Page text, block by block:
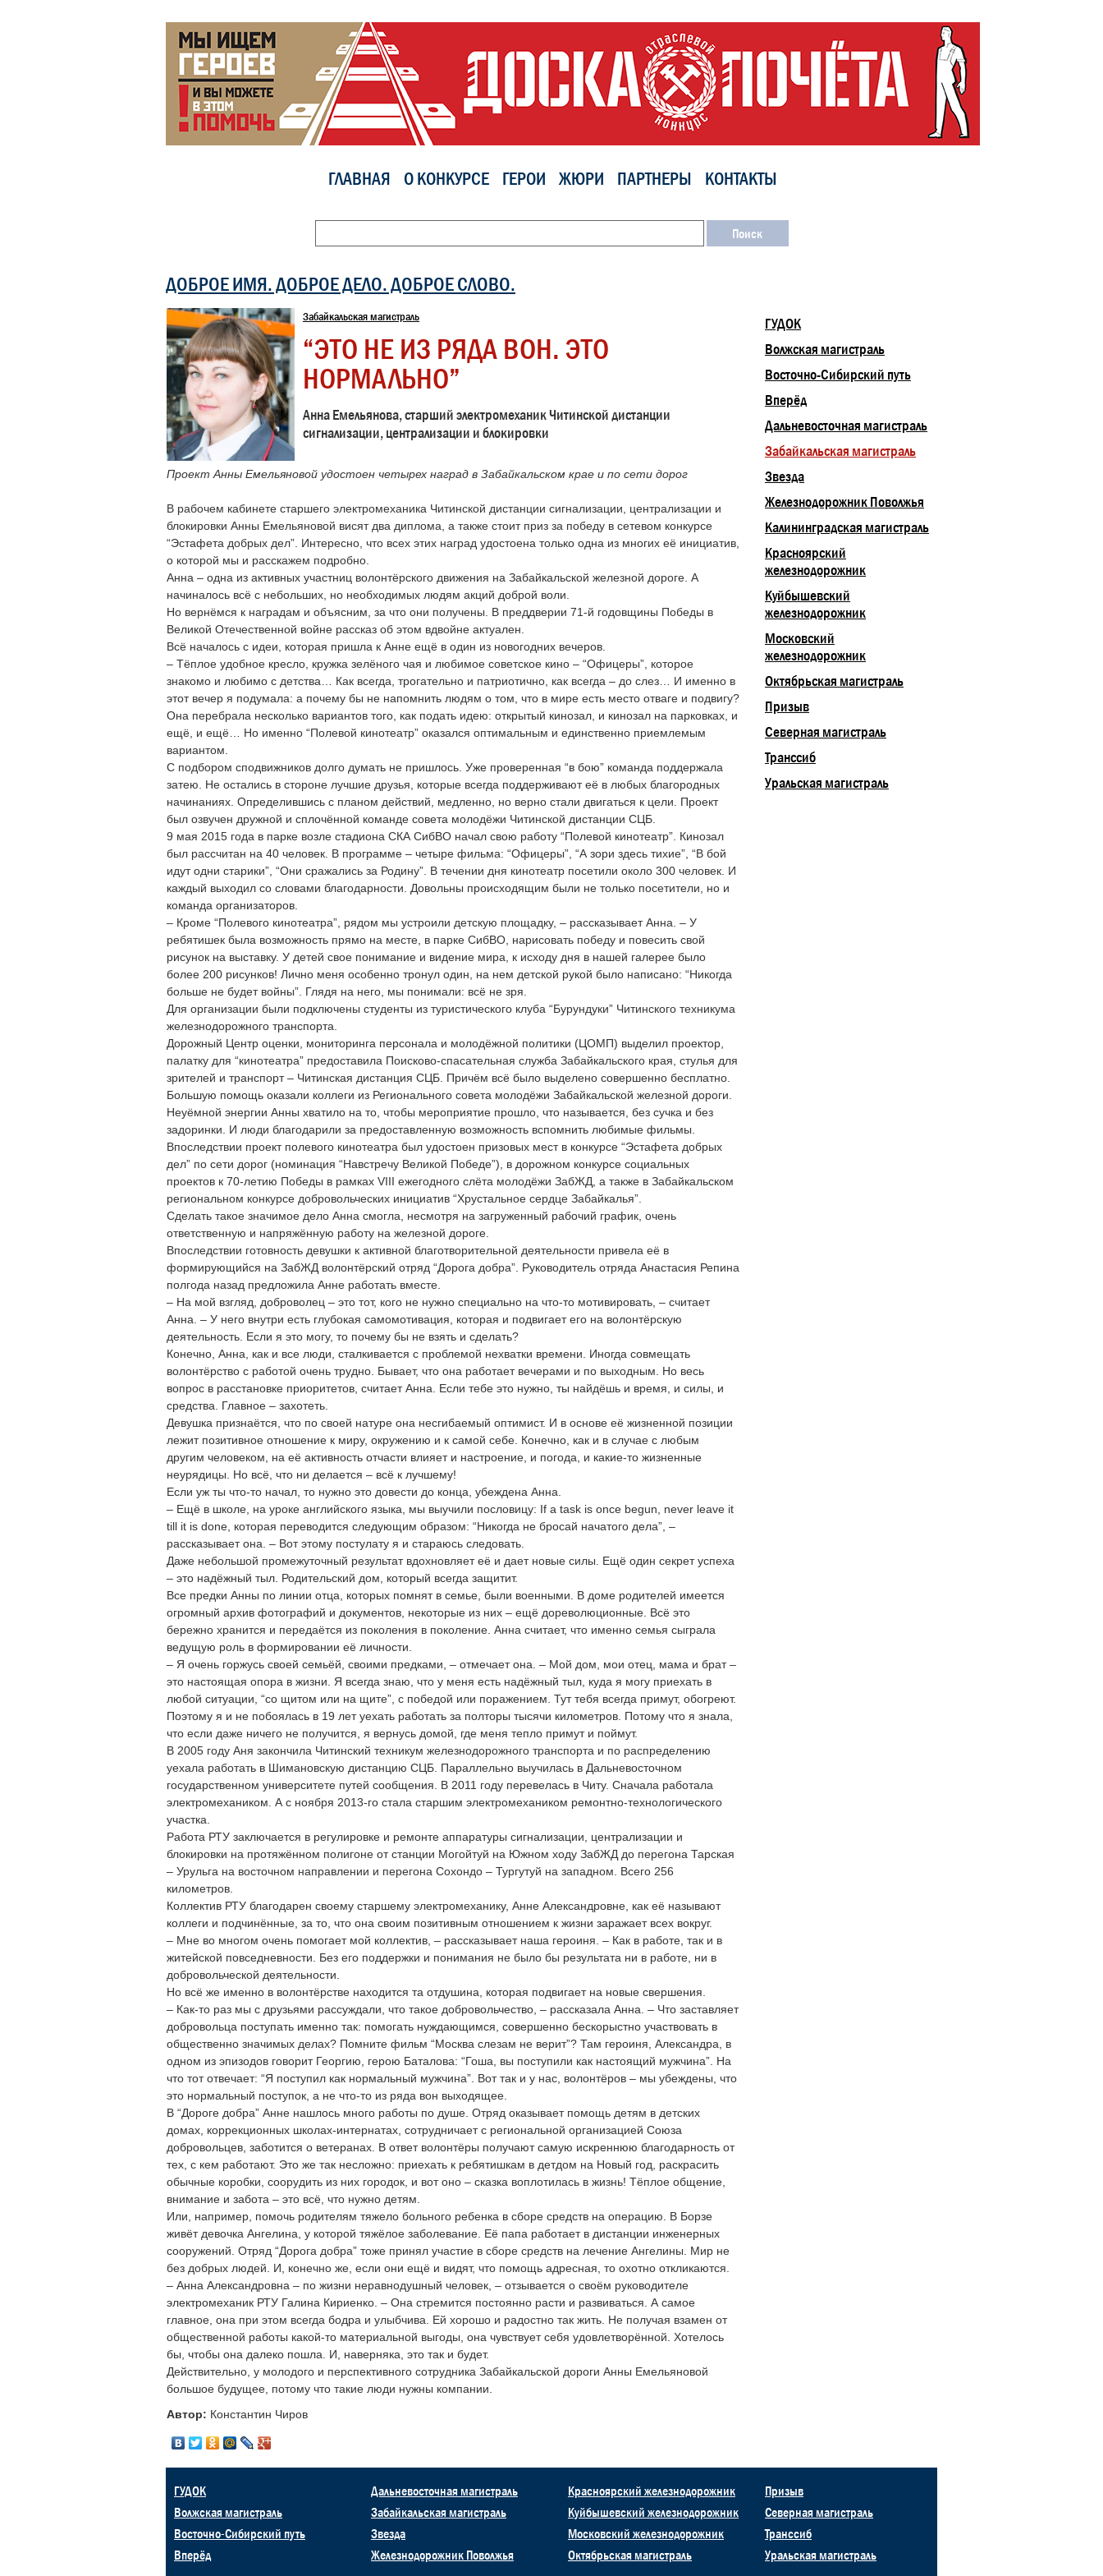
ГЛАВНАЯ О КОНКУРСЕ ГЕРОИ ЖЮРИ ПАРТНЕРЫ КОНТАКТЫ
ДОБРОЕ ИМЯ. ДОБРОЕ ДЕЛО. ДОБРОЕ СЛОВО.
Забайкальская магистраль
“ЭТО НЕ ИЗ РЯДА ВОН. ЭТО
НОРМАЛЬНО”
Анна Емельянова, старший электромеханик Читинской дистанции
сигнализации, централизации и блокировки
Проект Анны Емельяновой удостоен четырех наград в Забайкальском крае и по сети дорог
В рабочем кабинете старшего электромеханика Читинской дистанции сигнализации, централизации и
блокировки Анны Емельяновой висят два диплома, а также стоит приз за победу в сетевом конкурсе
“Эстафета добрых дел”. Интересно, что всех этих наград удостоена только одна из многих её инициатив,
о которой мы и расскажем подробно.
Анна – одна из активных участниц волонтёрского движения на Забайкальской железной дороге. А
начиналось всё с небольших, но необходимых людям акций доброй воли.
Но вернёмся к наградам и объясним, за что они получены. В преддверии 71-й годовщины Победы в
Великой Отечественной войне рассказ об этом вдвойне актуален.
Всё началось с идеи, которая пришла к Анне ещё в один из новогодних вечеров.
– Тёплое удобное кресло, кружка зелёного чая и любимое советское кино – “Офицеры”, которое
знакомо и любимо с детства… Как всегда, трогательно и патриотично, как всегда – до слез… И именно в
этот вечер я подумала: а почему бы не напомнить людям о том, что в мире есть место отваге и подвигу?
Она перебрала несколько вариантов того, как подать идею: открытый кинозал, и кинозал на парковках, и
ещё, и ещё… Но именно “Полевой кинотеатр” оказался оптимальным и единственно приемлемым
вариантом.
С подбором сподвижников долго думать не пришлось. Уже проверенная “в бою” команда поддержала
затею. Не остались в стороне лучшие друзья, которые всегда поддерживают её в любых благородных
начинаниях. Определившись с планом действий, медленно, но верно стали двигаться к цели. Проект
был озвучен дружной и сплочённой команде совета молодёжи Читинской дистанции СЦБ.
9 мая 2015 года в парке возле стадиона СКА СибВО начал свою работу “Полевой кинотеатр”. Кинозал
был рассчитан на 40 человек. В программе – четыре фильма: “Офицеры”, “А зори здесь тихие”, “В бой
идут одни старики”, “Они сражались за Родину”. В течении дня кинотеатр посетили около 300 человек. И
каждый выходил со словами благодарности. Довольны происходящим были не только посетители, но и
команда организаторов.
– Кроме “Полевого кинотеатра”, рядом мы устроили детскую площадку, – рассказывает Анна. – У
ребятишек была возможность прямо на месте, в парке СибВО, нарисовать победу и повесить свой
рисунок на выставку. У детей свое понимание и видение мира, к исходу дня в нашей галерее было
более 200 рисунков! Лично меня особенно тронул один, на нем детской рукой было написано: “Никогда
больше не будет войны”. Глядя на него, мы понимали: всё не зря.
Для организации были подключены студенты из туристического клуба “Бурундуки” Читинского техникума
железнодорожного транспорта.
Дорожный Центр оценки, мониторинга персонала и молодёжной политики (ЦОМП) выделил проектор,
палатку для “кинотеатра” предоставила Поисково-спасательная служба Забайкальского края, стулья для
зрителей и транспорт – Читинская дистанция СЦБ. Причём всё было выделено совершенно бесплатно.
Большую помощь оказали коллеги из Регионального совета молодёжи Забайкальской железной дороги.
Неуёмной энергии Анны хватило на то, чтобы мероприятие прошло, что называется, без сучка и без
задоринки. И люди благодарили за предоставленную возможность вспомнить любимые фильмы.
Впоследствии проект полевого кинотеатра был удостоен призовых мест в конкурсе “Эстафета добрых
дел” по сети дорог (номинация “Навстречу Великой Победе”), в дорожном конкурсе социальных
проектов к 70-летию Победы в рамках VIII ежегодного слёта молодёжи ЗабЖД, а также в Забайкальском
региональном конкурсе добровольческих инициатив “Хрустальное сердце Забайкалья”.
Сделать такое значимое дело Анна смогла, несмотря на загруженный рабочий график, очень
ответственную и напряжённую работу на железной дороге.
Впоследствии готовность девушки к активной благотворительной деятельности привела её в
формирующийся на ЗабЖД волонтёрский отряд “Дорога добра”. Руководитель отряда Анастасия Репина
полгода назад предложила Анне работать вместе.
– На мой взгляд, доброволец – это тот, кого не нужно специально на что-то мотивировать, – считает
Анна. – У него внутри есть глубокая самомотивация, которая и подвигает его на волонтёрскую
деятельность. Если я это могу, то почему бы не взять и сделать?
Конечно, Анна, как и все люди, сталкивается с проблемой нехватки времени. Иногда совмещать
волонтёрство с работой очень трудно. Бывает, что она работает вечерами и по выходным. Но весь
вопрос в расстановке приоритетов, считает Анна. Если тебе это нужно, ты найдёшь и время, и силы, и
средства. Главное – захотеть.
Девушка признаётся, что по своей натуре она несгибаемый оптимист. И в основе её жизненной позиции
лежит позитивное отношение к миру, окружению и к самой себе. Конечно, как и в случае с любым
другим человеком, на её активность отчасти влияет и настроение, и погода, и какие-то жизненные
неурядицы. Но всё, что ни делается – всё к лучшему!
Если уж ты что-то начал, то нужно это довести до конца, убеждена Анна.
– Ещё в школе, на уроке английского языка, мы выучили пословицу: If a task is once begun, never leave it
till it is done, которая переводится следующим образом: “Никогда не бросай начатого дела”, –
рассказывает она. – Вот этому постулату я и стараюсь следовать.
Даже небольшой промежуточный результат вдохновляет её и дает новые силы. Ещё один секрет успеха
– это надёжный тыл. Родительский дом, который всегда защитит.
Все предки Анны по линии отца, которых помнят в семье, были военными. В доме родителей имеется
огромный архив фотографий и документов, некоторые из них – ещё дореволюционные. Всё это
бережно хранится и передаётся из поколения в поколение. Анна считает, что именно семья сыграла
ведущую роль в формировании её личности.
– Я очень горжусь своей семьёй, своими предками, – отмечает она. – Мой дом, мои отец, мама и брат –
это настоящая опора в жизни. Я всегда знаю, что у меня есть надёжный тыл, куда я могу приехать в
любой ситуации, “со щитом или на щите”, с победой или поражением. Тут тебя всегда примут, обогреют.
Поэтому я и не побоялась в 19 лет уехать работать за полторы тысячи километров. Потому что я знала,
что если даже ничего не получится, я вернусь домой, где меня тепло примут и поймут.
В 2005 году Аня закончила Читинский техникум железнодорожного транспорта и по распределению
уехала работать в Шимановскую дистанцию СЦБ. Параллельно выучилась в Дальневосточном
государственном университете путей сообщения. В 2011 году перевелась в Читу. Сначала работала
электромехаником. А с ноября 2013-го стала старшим электромехаником ремонтно-технологического
участка.
Работа РТУ заключается в регулировке и ремонте аппаратуры сигнализации, централизации и
блокировки на протяжённом полигоне от станции Могойтуй на Южном ходу ЗабЖД до перегона Тарская
– Урульга на восточном направлении и перегона Сохондо – Тургутуй на западном. Всего 256
километров.
Коллектив РТУ благодарен своему старшему электромеханику, Анне Александровне, как её называют
коллеги и подчинённые, за то, что она своим позитивным отношением к жизни заражает всех вокруг.
– Мне во многом очень помогает мой коллектив, – рассказывает наша героиня. – Как в работе, так и в
житейской повседневности. Без его поддержки и понимания не было бы результата ни в работе, ни в
добровольческой деятельности.
Но всё же именно в волонтёрстве находится та отдушина, которая подвигает на новые свершения.
– Как-то раз мы с друзьями рассуждали, что такое добровольчество, – рассказала Анна. – Что заставляет
добровольца поступать именно так: помогать нуждающимся, совершенно бескорыстно участвовать в
общественно значимых делах? Помните фильм “Москва слезам не верит”? Там героиня, Александра, в
одном из эпизодов говорит Георгию, герою Баталова: “Гоша, вы поступили как настоящий мужчина”. На
что тот отвечает: “Я поступил как нормальный мужчина”. Вот так и у нас, волонтёров – мы убеждены, что
это нормальный поступок, а не что-то из ряда вон выходящее.
В “Дороге добра” Анне нашлось много работы по душе. Отряд оказывает помощь детям в детских
домах, коррекционных школах-интернатах, сотрудничает с региональной организацией Союза
добровольцев, заботится о ветеранах. В ответ волонтёры получают самую искреннюю благодарность от
тех, с кем работают. Это же так несложно: приехать к ребятишкам в детдом на Новый год, раскрасить
обычные коробки, соорудить из них городок, и вот оно – сказка воплотилась в жизнь! Тёплое общение,
внимание и забота – это всё, что нужно детям.
Или, например, помочь родителям тяжело больного ребенка в сборе средств на операцию. В Борзе
живёт девочка Ангелина, у которой тяжёлое заболевание. Её папа работает в дистанции инженерных
сооружений. Отряд “Дорога добра” тоже принял участие в сборе средств на лечение Ангелины. Мир не
без добрых людей. И, конечно же, если они ещё и видят, что помощь адресная, то охотно откликаются.
– Анна Александровна – по жизни неравнодушный человек, – отзывается о своём руководителе
электромеханик РТУ Галина Кириенко. – Она стремится постоянно расти и развиваться. А самое
главное, она при этом всегда бодра и улыбчива. Ей хорошо и радостно так жить. Не получая взамен от
общественной работы какой-то материальной выгоды, она чувствует себя удовлетворённой. Хотелось
бы, чтобы она далеко пошла. И, наверняка, это так и будет.
Действительно, у молодого и перспективного сотрудника Забайкальской дороги Анны Емельяновой
большое будущее, потому что такие люди нужны компании.
Автор: Константин Чиров
ГУДОК
Волжская магистраль
Восточно-Сибирский путь
Вперёд
Дальневосточная магистраль
Забайкальская магистраль
Звезда
Железнодорожник Поволжья
Калининградская магистраль
Красноярский
железнодорожник
Куйбышевский
железнодорожник
Московский
железнодорожник
Октябрьская магистраль
Призыв
Северная магистраль
Транссиб
Уральская магистраль
ГУДОК
Волжская магистраль
Восточно-Сибирский путь
Вперёд
Дальневосточная магистраль
Забайкальская магистраль
Звезда
Железнодорожник Поволжья
Красноярский железнодорожник
Куйбышевский железнодорожник
Московский железнодорожник
Октябрьская магистраль
Призыв
Северная магистраль
Транссиб
Уральская магистраль